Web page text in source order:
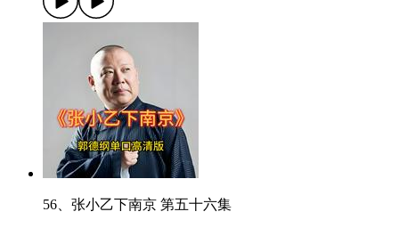
56、张小乙下南京 第五十六集